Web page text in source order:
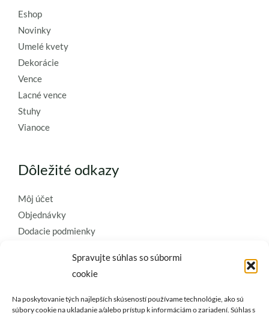
Spravujte súhlas so súbormi
cookie
Na poskytovanie tých najlepších skúseností používame technológie, ako sú
súbory cookie na ukladanie a/alebo prístup k informáciám o zariadení. Súhlas s
Eshop
Novinky
Umelé kvety
Dekorácie
Vence
Lacné vence
Stuhy
Vianoce
Dôležité odkazy
Môj účet
Objednávky
Dodacie podmienky
Ochrana osobných údajov
Zásady používania súborov cookie
Kontaktujte nás a požiadajte o